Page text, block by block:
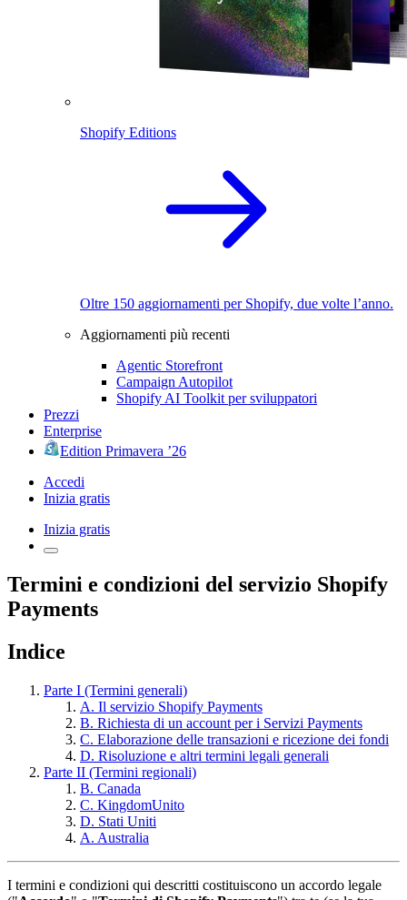
Shopify Editions
Oltre 150 aggiornamenti per Shopify, due volte l’anno.
Aggiornamenti più recenti
Agentic Storefront
Campaign Autopilot
Shopify AI Toolkit per sviluppatori
Prezzi
Enterprise
Edition Primavera ’26
Accedi
Inizia gratis
Inizia gratis
Termini e condizioni del servizio Shopify
Payments
Indice
Parte I (Termini generali)
A. Il servizio Shopify Payments
B. Richiesta di un account per i Servizi Payments
C. Elaborazione delle transazioni e ricezione dei fondi
D. Risoluzione e altri termini legali generali
Parte II (Termini regionali)
B. Canada
C. KingdomUnito
D. Stati Uniti
A. Australia
I termini e condizioni qui descritti costituiscono un accordo legale